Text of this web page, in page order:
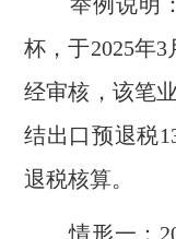
杯，于2025年
经审核，该笔
结出口预退税
退税核算。
情形一：